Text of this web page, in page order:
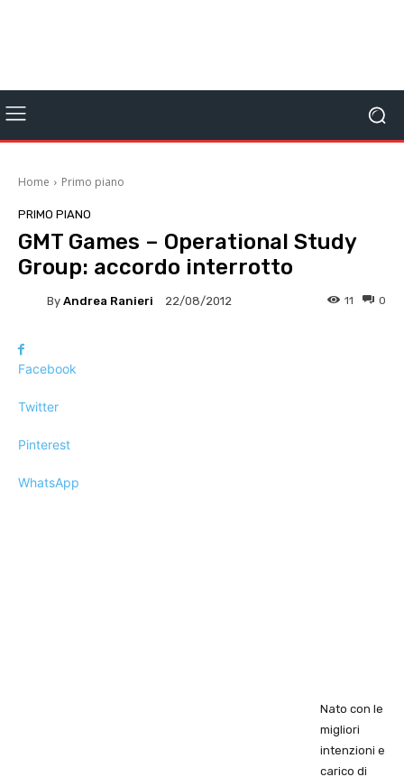
Home Primo piano
PRIMO PIANO
GMT Games – Operational Study
Group: accordo interrotto
By Andrea Ranieri 22/08/2012 0
11
Facebook
Twitter
Pinterest
WhatsApp
Nato con le
migliori
intenzioni e
carico di